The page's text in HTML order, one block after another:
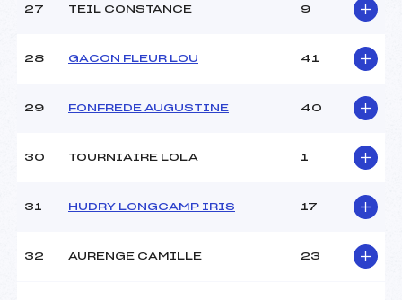
27 TEIL CONSTANCE 9
28 GACON FLEUR LOU 41
29 FONFREDE AUGUSTINE 40
30 TOURNIAIRE LOLA 1
31 HUDRY LONGCAMP IRIS 17
32 AURENGE CAMILLE 23